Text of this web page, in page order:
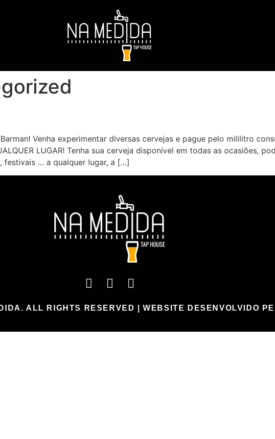
Venha experimentar diversas cervejas e pague pelo mililitro
LUGAR! Tenha sua cerveja disponível em todas as ocasiões,
festivais … a qualquer lugar, a […]
ALL RIGHTS RESERVED | WEBSITE DESENVOLVIDO